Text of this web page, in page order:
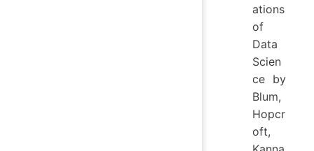
ations
of
Data
Scien
ce by
Blum,
Hopcr
oft,